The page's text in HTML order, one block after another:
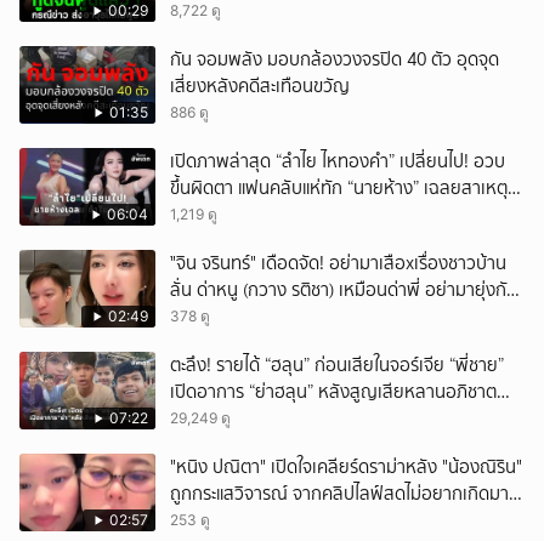
00:29 8,722 ดู
01:35
กัน จอมพลัง มอบกล้องวงจรปิด 40 ตัว อุดจุด
เสี่ยงหลังคดีสะเทือนขวัญ
886 ดู
06:04
เปิดภาพล่าสุด “ลำไย ไหทองคำ” เปลี่ยนไป! อวบ
ขึ้นผิดตา แฟนคลับแห่ทัก “นายห้าง” เฉลยสาเหตุ
ชัด!
1,219 ดู
02:49
ั่"จิน จรินทร์" เดือดจัด! อย่ามาเสือxเรื่องชาวบ้าน
ลั่น ด่าหนู (กวาง รติชา) เหมือนด่าพี่ อย่ามายุ่งกับ
คนของผม จบ!!!
378 ดู
07:22
ตะลึง! รายได้ “ฮลุน” ก่อนเสียในจอร์เจีย “พี่ชาย”
เปิดอาการ “ย่าฮลุน” หลังสูญเสียหลานอภิชาต
บุตร!
29,249 ดู
02:57
"หนิง ปณิตา" เปิดใจเคลียร์ดราม่าหลัง "น้องณิริน"
ถูกกระแสวิจารณ์ จากคลิปไลฟ์สดไม่อยากเกิดมา
หน้าเหมือนพ่อ
253 ดู